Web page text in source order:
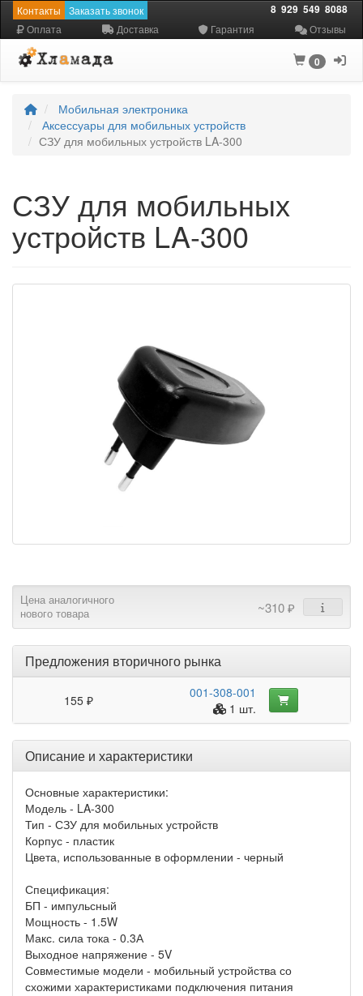
Контакты Заказать звонок 8 929 549 8088
Оплата Доставка Гарантия Отзывы
0
Мобильная электроника
Аксессуары для мобильных устройств
СЗУ для мобильных устройств LA-300
СЗУ для мобильных
устройств LA-300
Цена аналогичного
нового товара
~310 ₽
Предложения вторичного рынка
155 ₽
001-308-001
1 шт.
Описание и характеристики
Основные характеристики:
Модель - LA-300
Тип - СЗУ для мобильных устройств
Корпус - пластик
Цвета, использованные в оформлении - черный
Спецификация:
БП - импульсный
Мощность - 1.5W
Макс. сила тока - 0.3А
Выходное напряжение - 5V
Совместимые модели - мобильный устройства со
схожими характеристиками подключения питания